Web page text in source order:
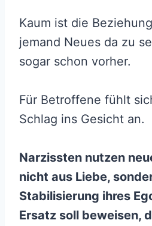
Kaum ist die
jemand Neues da zu
sogar schon vorher.
Für Betroffene fühlt
Schlag ins Gesicht an.
Narzissten nutzen
nicht aus Liebe,
Stabilisierung ihres
Ersatz soll beweisen,